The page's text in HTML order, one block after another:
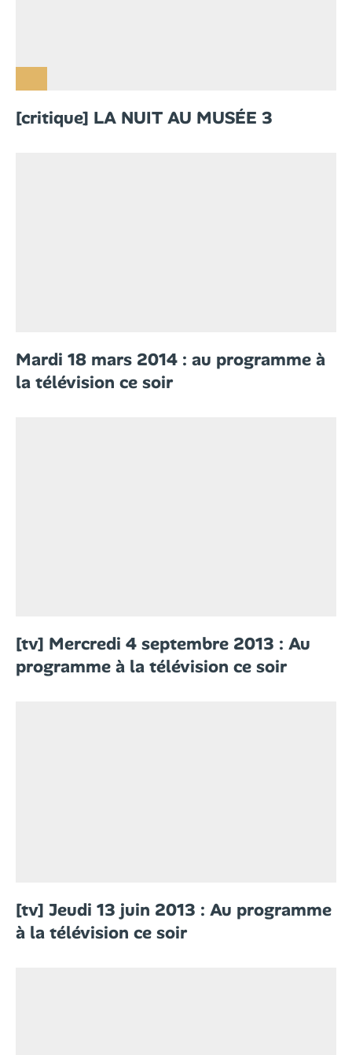
[critique] LA NUIT AU MUSÉE 3
Mardi 18 mars 2014 : au programme à
la télévision ce soir
[tv] Mercredi 4 septembre 2013 : Au
programme à la télévision ce soir
[tv] Jeudi 13 juin 2013 : Au programme
à la télévision ce soir